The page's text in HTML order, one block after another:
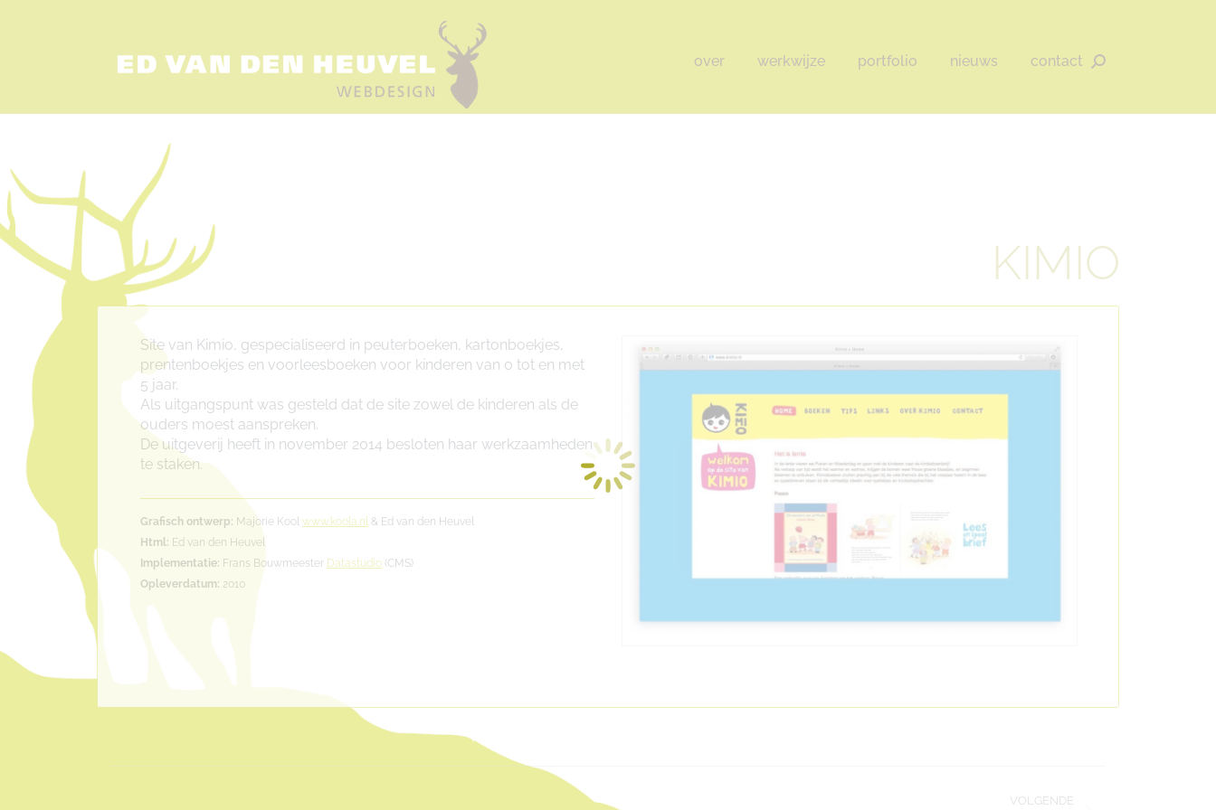
over werkwijze portfolio nieuws contact Zoeken:
KIMIO
Site van Kimio, gespecialiseerd in peuterboeken, kartonboekjes,
prentenboekjes en voorleesboeken voor kinderen van 0 tot en met
5 jaar.
Als uitgangspunt was gesteld dat de site zowel de kinderen als de
ouders moest aanspreken.
De uitgeverij heeft in november 2014 besloten haar werkzaamheden
te staken.
Grafisch ontwerp: Majorie Kool www.koola.nl & Ed van den Heuvel
Html: Ed van den Heuvel
Implementatie: Frans Bouwmeester Datastudio (CMS)
Opleverdatum: 2010
VOLGENDE